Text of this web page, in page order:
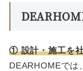
① 設計・施工を
DEARHOMEでは